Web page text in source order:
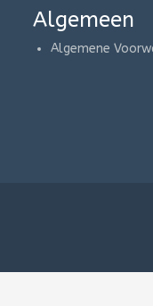
Algemeen
Algemene